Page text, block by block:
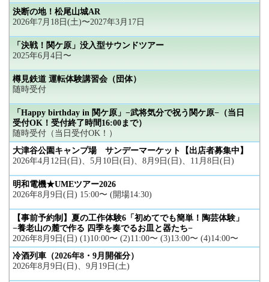
決断の地！松尾山城AR
2026年7月18日(土)〜2027年3月17日
「決戦！関ケ原」没入型サウンドツアー
2025年6月4日〜
樽見鉄道 運転体験講習会（団体）
随時受付
「Happy birthday in 関ケ原」−武将気分で祝う関ケ原−（当日
受付OK！受付終了時間16:00まで）
随時受付（当日受付OK！）
大津谷公園キャンプ場 サンデーマーケット【出店者募集中】
2026年4月12日(日)、5月10日(日)、8月9日(日)、11月8日(日)
明和電機★UMEツアー2026
2026年8月9日(日) 15:00〜 (開場14:30)
【事前予約制】夏の工作体験6「初めてでも簡単！陶芸体験」
−養老山の麓で作る 四季を奏でるお皿と器たち−
2026年8月9日(日) (1)10:00〜 (2)11:00〜 (3)13:00〜 (4)14:00〜
冷酒列車（2026年8・9月開催分）
2026年8月9日(日)、9月19日(土)